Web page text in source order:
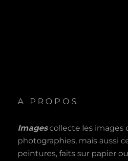
A PROPOS
Imagescollecte les images
photographies, mais aussi
peintures, faits sur papier